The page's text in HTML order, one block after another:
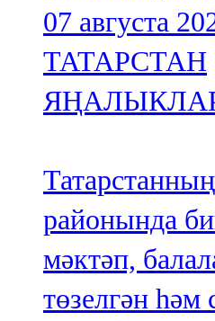
07 августа
ТАТАРСТАН
районында
мәктәп,
төзелгән һәм